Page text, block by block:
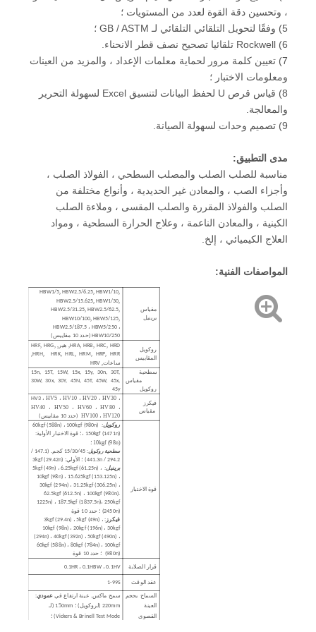
، وتحسين دقة القوة لعدد من المستويات ؛
5) وفقًا لتحويل التلقائي التلقائي لـ GB / ASTM ؛
6) Rockwell تلقائيا تصحيح نصف قطر الانحناء.
7) تعيين كلمة مرور لحماية معلمات الإعداد ، والمزيد من العينات
ومعلومات الاختبار ؛
8) قياس قرص U لحفظ البيانات لتنسيق Excel لسهولة التحرير
والمعالجة.
9) تصميم وحدات لسهولة الصيانة.
مدى التطبيق:
مناسبة للصلب الصلب والمصلب السطحي ، الفولاذ الصلب ،
وأجزاء الصب ، والمعادن غير الحديدية ، وأنواع مختلفة من
الصلب والفولاذ المقررة والصلب المقسى ، وملاءة الصلب
الكبنية ، والمعادن الناعمة ، وعلاج الحرارة السطحية ، ومواد
العلاج الكيميائي ، إلخ.
المواصفات الفنية:
مقياس
برينيل
HBW1/5 ,HBW2.5/6 .25 ,HBW1/10
HBW2.5/15.625 ,HBW1/30
HBW2.5/31.25,HBW2.5/62.5,
HBW10/100 ,HBW5/125
HBW2.5/187.5 ، HBW5/250 ،
HBW10/250 (حدد 10 مقاييس)
روكويل
المقاييس
HRA HRB HRC HRD
, هير HRF, HRG
HRH,HRK,HRL,HRM, HRP,HRR
,
ساعات ,
HRV
سطحية
مقياس
روكويل
15n 15T, 15W, 15x 15y,30n ,30T,
30W,30x,30Y, 45N, 45T,45W, 45x,
45y
فيكرز
مقياس
HV3 ،HV5 ، HV10 ، HV20 ، HV30 ،
HV40 ، HV50 ، HV60 ، HV80 ،
HV100 ، HV120 (حدد 10 مقاييس)
قوة الاختبار
روكويل: 60kgf (588n) ، 100kgf (980n)
، 150kgf (1471n) ؛ قوة الاختبار الأولية:
10kgf (98n) ؛
سطحية روكويل:
15/30/45 كجم. (147.1 /
294.2 / 441.3n) ؛ الأولي: 3kgf (29.42n)
برينيل: 5kgf (49n) ، 6.25kgf (61.25n) ،
10kgf (98n) ، 15.625kgf (153.125n) ،
30kgf (294n) ، 31.25kgf (306.25n) ،
62.5kgf (612.5n) ، 100kgf (980n).
1225n) ، 187.5kgf (1837.5n)، 250kgf
(2450n) ؛ حدد 10 قوة
فيكرز:
3kgf (29.4n) ،5kgf (49n) ،
10kgf (98n) ، 20kgf (196n) ، 30kgf
(294n) ، 40kgf (392n) ، 50kgf (490n) ،
60kgf (588n) ، 80kgf (784n) ، 100kgf
(980n) ؛ حدد 10 قوة
قرار الصلابة 0.1HR ، 0.1HBW ، 0.1HV
عقد الوقت 1-99S
السماح بحجم
العينة
القصوى
سمح ماكس. عينة ارتفاع في عمودي:
220mm (لروكويل) ؛ 1 5 0mm (لـ
Vickers & Brinell Test Mode) ؛